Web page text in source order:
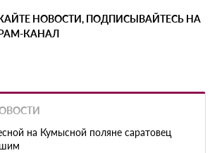
НОВОСТИ, ПОДПИСЫВАЙТЕСЬ НА
КАНАЛ
на Кумысной поляне саратовец